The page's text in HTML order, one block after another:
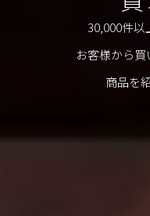
30,000件
お客様から
商品を